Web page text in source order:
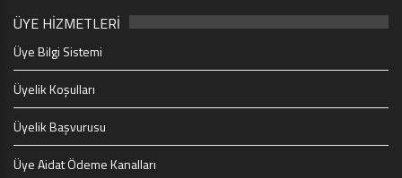
ÜYE HİZMETLERİ
Üye Bilgi Sistemi
Üyelik Koşulları
Üyelik Başvurusu
Üye Aidat Ödeme Kanalları